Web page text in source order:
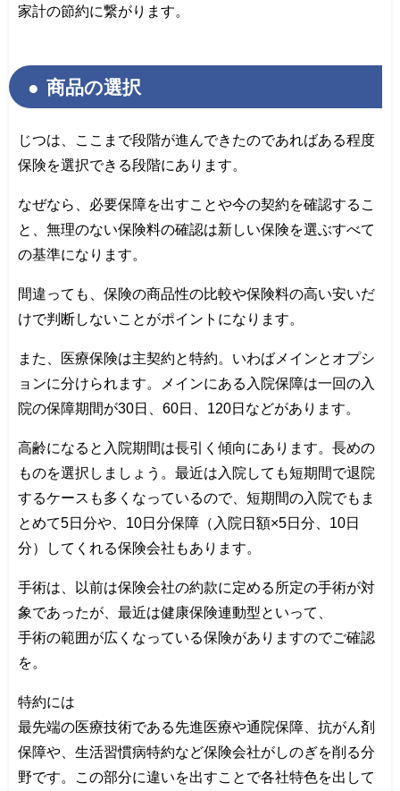
家計の節約に繋がります。
商品の選択
じつは、ここまで段階が進んできたのであればある程度
保険を選択できる段階にあります。
なぜなら、必要保障を出すことや今の契約を確認するこ
と、無理のない保険料の確認は新しい保険を選ぶすべて
の基準になります。
間違っても、保険の商品性の比較や保険料の高い安いだ
けで判断しないことがポイントになります。
また、医療保険は主契約と特約。いわばメインとオプシ
ョンに分けられます。メインにある入院保障は一回の入
院の保障期間が30日、60日、120日などがあります。
高齢になると入院期間は長引く傾向にあります。長めの
ものを選択しましょう。最近は入院しても短期間で退院
するケースも多くなっているので、短期間の入院でもま
とめて5日分や、10日分保障（入院日額×5日分、10日
分）してくれる保険会社もあります。
手術は、以前は保険会社の約款に定める所定の手術が対
象であったが、最近は健康保険連動型といって、
手術の範囲が広くなっている保険がありますのでご確認
を。
特約には
最先端の医療技術である先進医療や通院保障、抗がん剤
保障や、生活習慣病特約など保険会社がしのぎを削る分
野です。この部分に違いを出すことで各社特色を出して